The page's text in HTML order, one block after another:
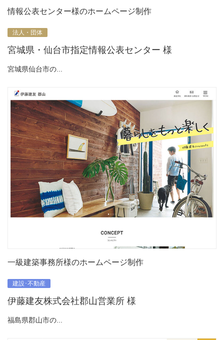
情報公表センター様のホームページ制作
法人・団体
宮城県・仙台市指定情報公表センター 様
宮城県仙台市の...
一級建築事務所様のホームページ制作
建設･不動産
伊藤建友株式会社郡山営業所 様
福島県郡山市の...